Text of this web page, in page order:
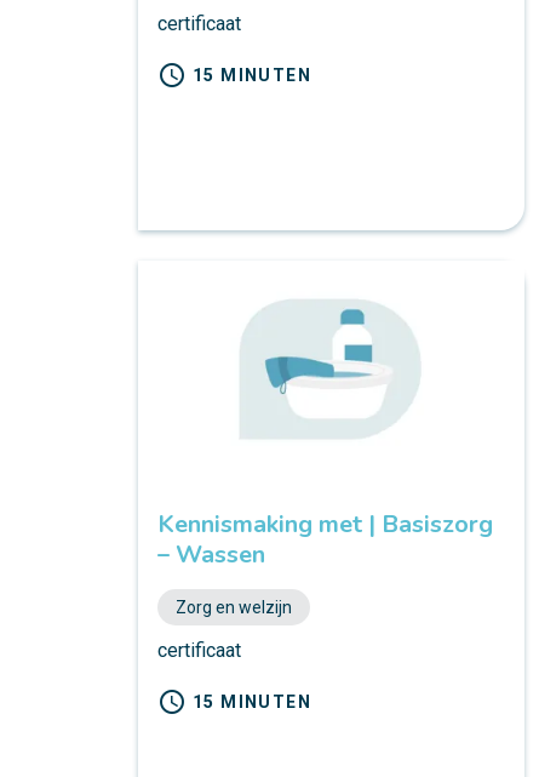
certificaat
schedule 15 MINUTEN
Kennismaking met | Basiszorg
– Wassen
Zorg en welzijn
certificaat
schedule 15 MINUTEN